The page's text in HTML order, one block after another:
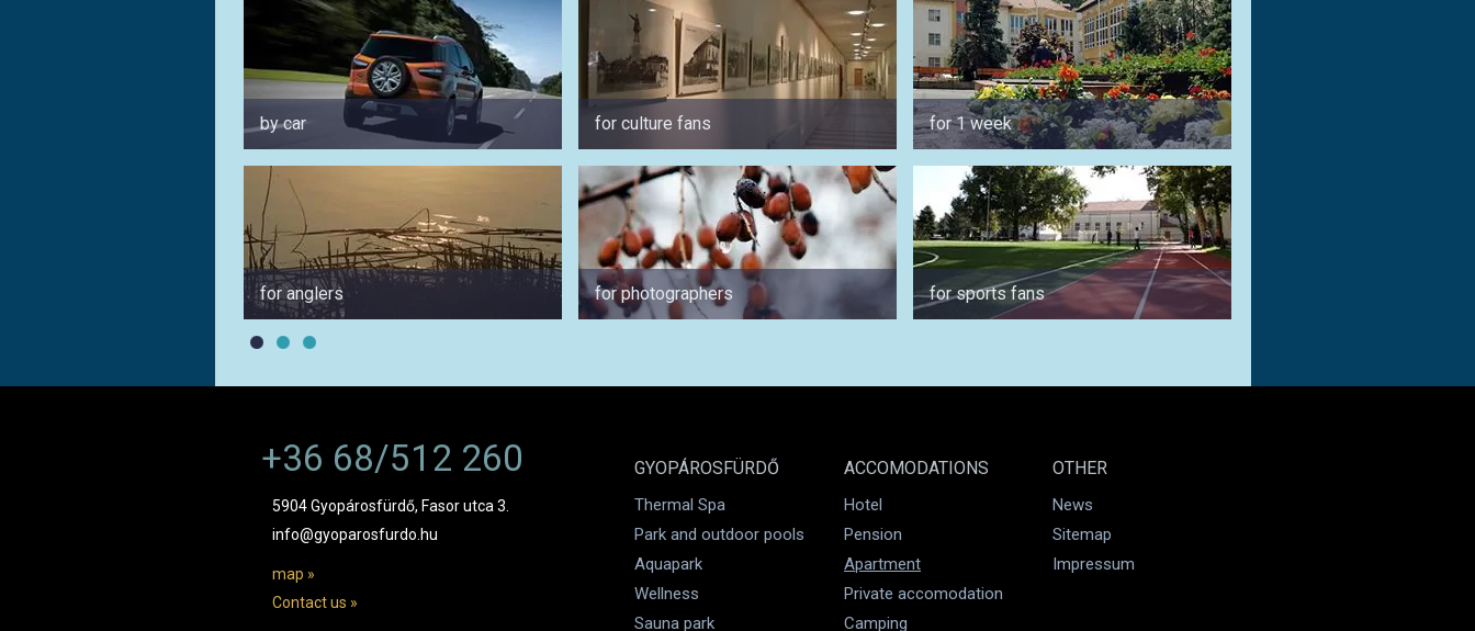
by car for culture fans for 1 week
for anglers for photographers for sports fans
+36 68/512 260
5904 Gyopárosfürdő, Fasor utca 3.
info@gyoparosfurdo.hu
map »
Contact us »
GYOPÁROSFÜRDŐ
Thermal Spa
Park and outdoor pools
Aquapark
Wellness
Sauna park
ACCOMODATIONS
Hotel
Pension
Apartment
Private accomodation
Camping
OTHER
News
Sitemap
Impressum